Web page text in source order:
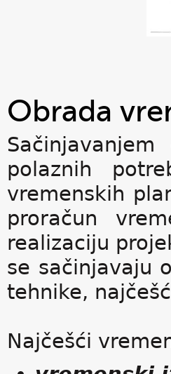
Obrada
polaznih
vremenskih
proračun
realizaciju
se sačinjavaju
tehnike,
Najčešći